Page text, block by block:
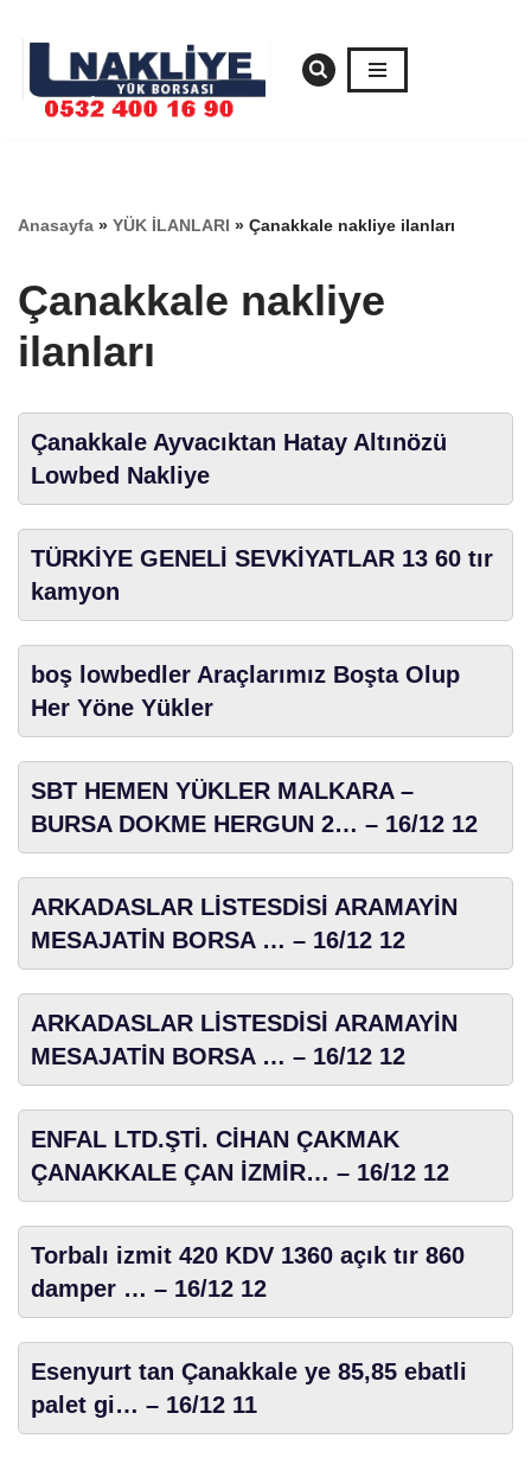
geç
Anasayfa » YÜK İLANLARI » Çanakkale nakliye ilanları
Çanakkale nakliye
ilanları
Çanakkale Ayvacıktan Hatay Altınözü
Lowbed Nakliye
TÜRKİYE GENELİ SEVKİYATLAR 13 60 tır
kamyon
boş lowbedler Araçlarımız Boşta Olup
Her Yöne Yükler
SBT HEMEN YÜKLER MALKARA –
BURSA DOKME HERGUN 2… – 16/12 12
ARKADASLAR LİSTESDİSİ ARAMAYİN
MESAJATİN BORSA … – 16/12 12
ARKADASLAR LİSTESDİSİ ARAMAYİN
MESAJATİN BORSA … – 16/12 12
ENFAL LTD.ŞTİ. CİHAN ÇAKMAK
ÇANAKKALE ÇAN İZMİR… – 16/12 12
Torbalı izmit 420 KDV 1360 açık tır 860
damper … – 16/12 12
Esenyurt tan Çanakkale ye 85,85 ebatli
palet gi… – 16/12 11